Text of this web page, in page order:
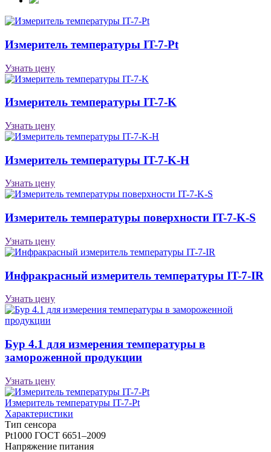
Измеритель температуры IT-7-Pt
Узнать цену
Измеритель температуры IT-7-K
Узнать цену
Измеритель температуры IT-7-K-H
Узнать цену
Измеритель температуры поверхности IT-7-K-S
Узнать цену
Инфракрасный измеритель температуры IT-7-IR
Узнать цену
Бур 4.1 для измерения температуры в
замороженной продукции
Узнать цену
Измеритель температуры IT-7-Pt
Характеристики
Тип сенсора
Pt1000 ГОСТ 6651–2009
Напряжение питания